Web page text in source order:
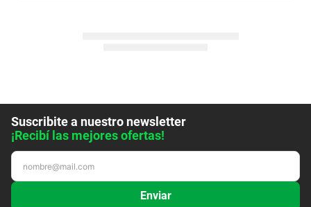
Suscribite a nuestro newsletter
¡Recibí las mejores ofertas!
Enviar